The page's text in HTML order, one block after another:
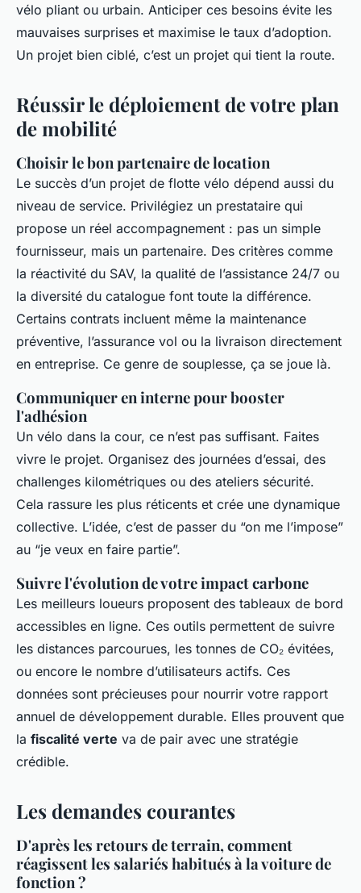
vélo pliant ou urbain. Anticiper ces besoins évite les
mauvaises surprises et maximise le taux d’adoption.
Un projet bien ciblé, c’est un projet qui tient la route.
Réussir le déploiement de votre plan
de mobilité
Choisir le bon partenaire de location
Le succès d’un projet de flotte vélo dépend aussi du
niveau de service. Privilégiez un prestataire qui
propose un réel accompagnement : pas un simple
fournisseur, mais un partenaire. Des critères comme
la réactivité du SAV, la qualité de l’assistance 24/7 ou
la diversité du catalogue font toute la différence.
Certains contrats incluent même la maintenance
préventive, l’assurance vol ou la livraison directement
en entreprise. Ce genre de souplesse, ça se joue là.
Communiquer en interne pour booster
l'adhésion
Un vélo dans la cour, ce n’est pas suffisant. Faites
vivre le projet. Organisez des journées d’essai, des
challenges kilométriques ou des ateliers sécurité.
Cela rassure les plus réticents et crée une dynamique
collective. L’idée, c’est de passer du “on me l’impose”
au “je veux en faire partie”.
Suivre l'évolution de votre impact carbone
Les meilleurs loueurs proposent des tableaux de bord
accessibles en ligne. Ces outils permettent de suivre
les distances parcourues, les tonnes de CO₂ évitées,
ou encore le nombre d’utilisateurs actifs. Ces
données sont précieuses pour nourrir votre rapport
annuel de développement durable. Elles prouvent que
la fiscalité verte va de pair avec une stratégie
crédible.
Les demandes courantes
D'après les retours de terrain, comment
réagissent les salariés habitués à la voiture de
fonction ?